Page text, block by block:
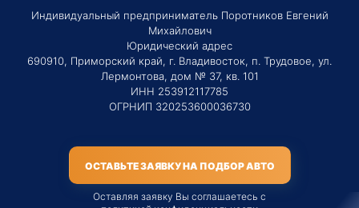
Индивидуальный предприниматель Поротников Евгений
Михайлович
Юридический адрес
690910, Приморский край, г. Владивосток, п. Трудовое, ул.
Лермонтова, дом № 37, кв. 101
ИНН 253912117785
ОГРНИП 320253600036730
ОСТАВЬТЕ ЗАЯВКУ НА ПОДБОР АВТО
Оставляя заявку Вы соглашаетесь с